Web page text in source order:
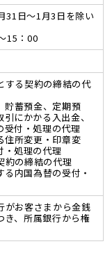
31日～1月3日を除い
15：00
する契約の締結の代
貯蓄預金、定期預
にかかる入出金、
受付・処理の代理
住所変更・印章変
・処理の代理
約の締結の代理
る内国為替の受付・
がお客さまから金銭
き、所属銀行から権